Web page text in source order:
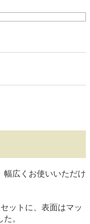
幅広くお使いいただけ
ットに、表面はマッ
。